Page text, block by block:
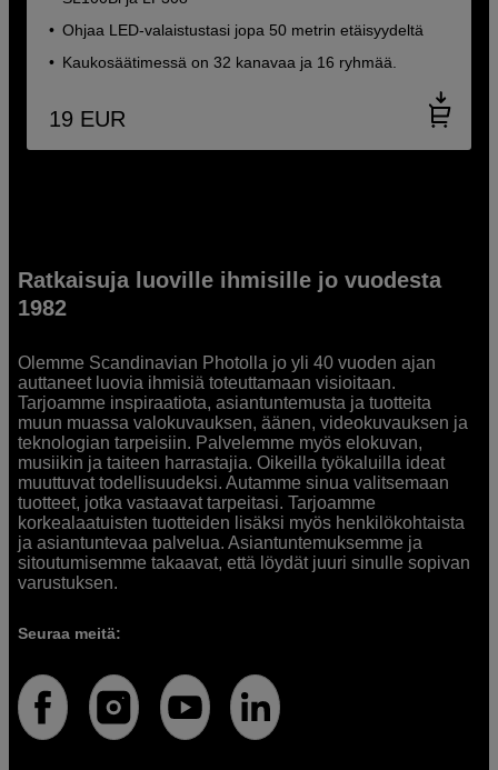
Ohjaa LED-valaistustasi jopa 50 metrin etäisyydeltä
Kaukosäätimessä on 32 kanavaa ja 16 ryhmää.
19 EUR
Ratkaisuja luoville ihmisille jo vuodesta
1982
Olemme Scandinavian Photolla jo yli 40 vuoden ajan
auttaneet luovia ihmisiä toteuttamaan visioitaan.
Tarjoamme inspiraatiota, asiantuntemusta ja tuotteita
muun muassa valokuvauksen, äänen, videokuvauksen ja
teknologian tarpeisiin. Palvelemme myös elokuvan,
musiikin ja taiteen harrastajia. Oikeilla työkaluilla ideat
muuttuvat todellisuudeksi. Autamme sinua valitsemaan
tuotteet, jotka vastaavat tarpeitasi. Tarjoamme
korkealaatuisten tuotteiden lisäksi myös henkilökohtaista
ja asiantuntevaa palvelua. Asiantuntemuksemme ja
sitoutumisemme takaavat, että löydät juuri sinulle sopivan
varustuksen.
Seuraa meitä: